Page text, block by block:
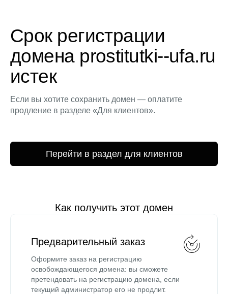
Срок регистрации
домена prostitutki--ufa.ru
истек
Если вы хотите сохранить домен — оплатите
продление в разделе «Для клиентов».
Перейти в раздел для клиентов
Как получить этот домен
Предварительный заказ
Оформите заказ на регистрацию
освобождающегося домена: вы сможете
претендовать на регистрацию домена, если
текущий администратор его не продлит.